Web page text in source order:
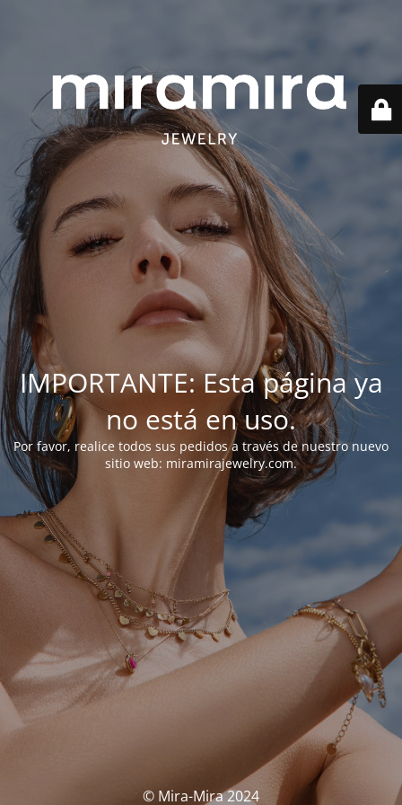
IMPORTANTE: Esta página ya
no está en uso.
Por favor, realice todos sus pedidos a través de nuestro nuevo
sitio web: miramirajewelry.com.
© Mira-Mira 2024